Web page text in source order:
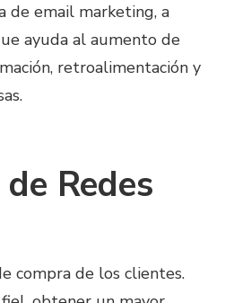
de email marketing, a
ayuda al aumento de
retroalimentación y
Redes
compra de los clientes.